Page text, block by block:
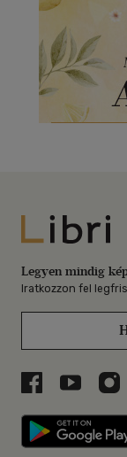
Legyen mindig
Iratkozzon fel
Libri aLibri a